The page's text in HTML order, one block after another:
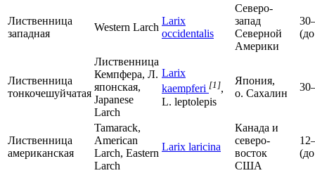
Лиственница
западная
Western Larch
Larix
occidentalis
Северо-
запад
Северной
Америки
Лиственница
тонкочешуйчатая
Лиственница
Кемпфера, Л.
японская,
Japanese
Larch
Larix
kaempferi [1],
L. leptolepis
Япония,
о. Сахалин
Лиственница
американская
Tamarack,
American
Larch, Eastern
Larch
Larix laricina
Канада и
северо-
восток
США